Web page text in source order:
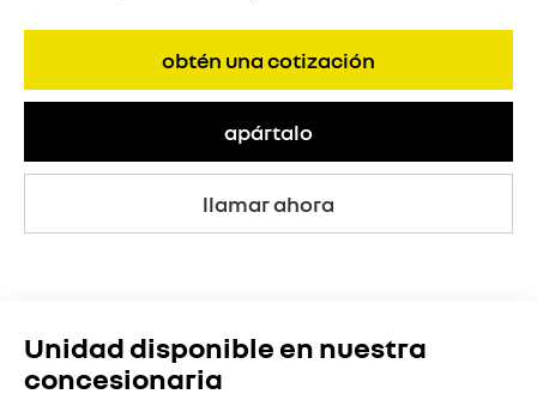
obtén una cotización
apártalo
llamar ahora
Unidad disponible en nuestra
concesionaria